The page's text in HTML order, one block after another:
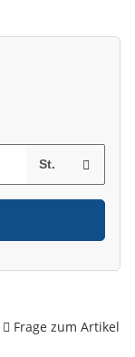
St.
Frage zum Artikel